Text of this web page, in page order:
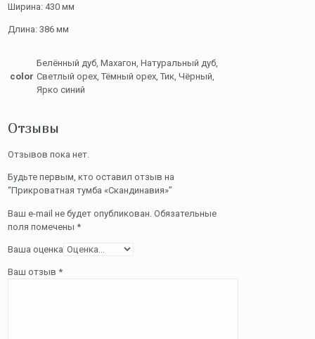
Ширина: 430 мм
Длина: 386 мм
color
Белённый дуб, Махагон, Натуральный дуб,
Светлый орех, Тёмный орех, Тик, Чёрный,
Ярко синий
Отзывы
Отзывов пока нет.
Будьте первым, кто оставил отзыв на
“Прикроватная тумба «Скандинавия»”
Ваш e-mail не будет опубликован. Обязательные
поля помечены*
Ваша оценка
Ваш отзыв*